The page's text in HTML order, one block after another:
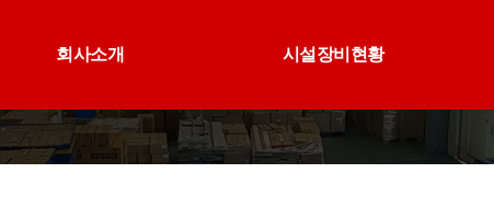
회사소개 시설장비현황